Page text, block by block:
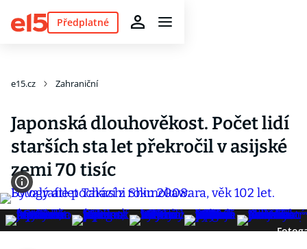
Předplatné
e15.cz Zahraniční
Japonská dlouhověkost. Počet lidí
starších sta let překročil v asijské
zemi 70 tisíc